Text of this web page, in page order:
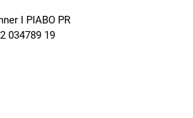
I PIABO PR
034789 19